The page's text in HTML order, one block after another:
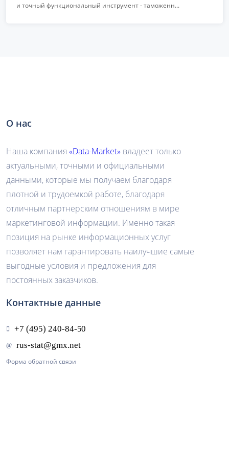
и точный функциональный инструмент - таможенн...
О нас
Наша компания «Data-Market» владеет только
актуальными, точными и официальными
данными, которые мы получаем благодаря
плотной и трудоемкой работе, благодаря
отличным партнерским отношениям в мире
маркетинговой информации. Именно такая
позиция на рынке информационных услуг
позволяет нам гарантировать наилучшие самые
выгодные условия и предложения для
постоянных заказчиков.
Контактные данные
Форма обратной связи